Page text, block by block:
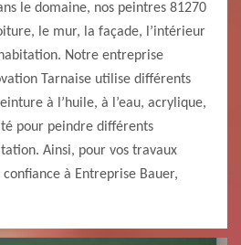
le domaine, nos peintres 81270
le mur, la façade, l’intérieur
Notre entreprise
Tarnaise utilise différents
à l’huile, à l’eau, acrylique,
pour peindre différents
Ainsi, pour vos travaux
à Entreprise Bauer,